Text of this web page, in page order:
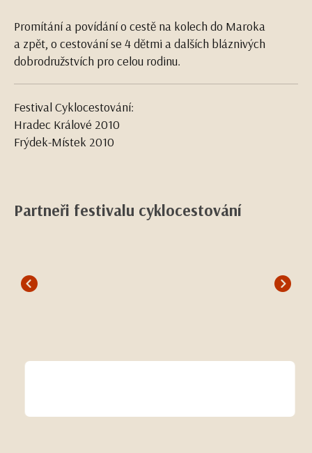
Promítání a povídání o cestě na kolech do Maroka
a zpět, o cestování se 4 dětmi a dalších bláznivých
dobrodružstvích pro celou rodinu.
Festival Cyklocestování:
Hradec Králové 2010
Frýdek-Místek 2010
Partneři festivalu cyklocestování